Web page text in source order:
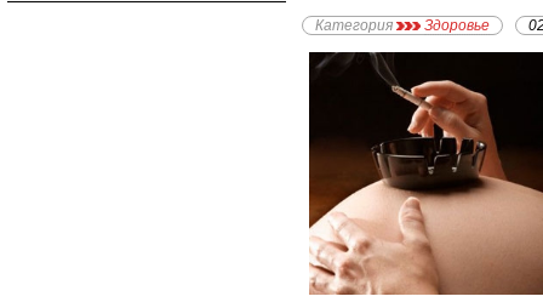
Категория Здоровье